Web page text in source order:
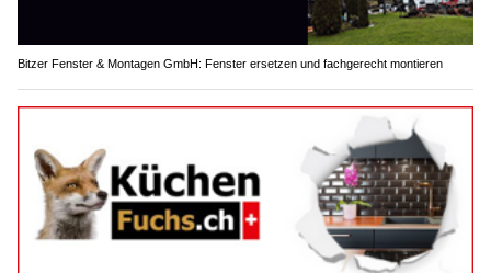
Bitzer Fenster & Montagen GmbH: Fenster ersetzen und fachgerecht montieren